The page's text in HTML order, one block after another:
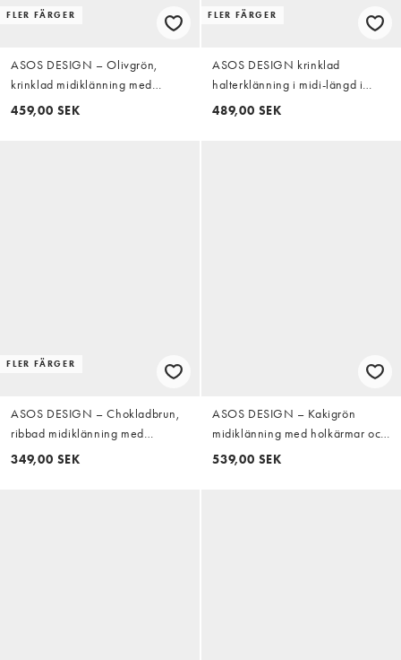
FLER FÄRGER
ASOS DESIGN – Olivgrön,
krinklad midiklänning med
knäppning
459,00 SEK
FLER FÄRGER
ASOS DESIGN krinklad
halterklänning i midi-längd i
buttermilk
489,00 SEK
FLER FÄRGER
ASOS DESIGN – Chokladbrun,
ribbad midiklänning med
pikékrage och korta ärmar
349,00 SEK
ASOS DESIGN – Kakigrön
midiklänning med holkärmar och
omlottdetalj
539,00 SEK